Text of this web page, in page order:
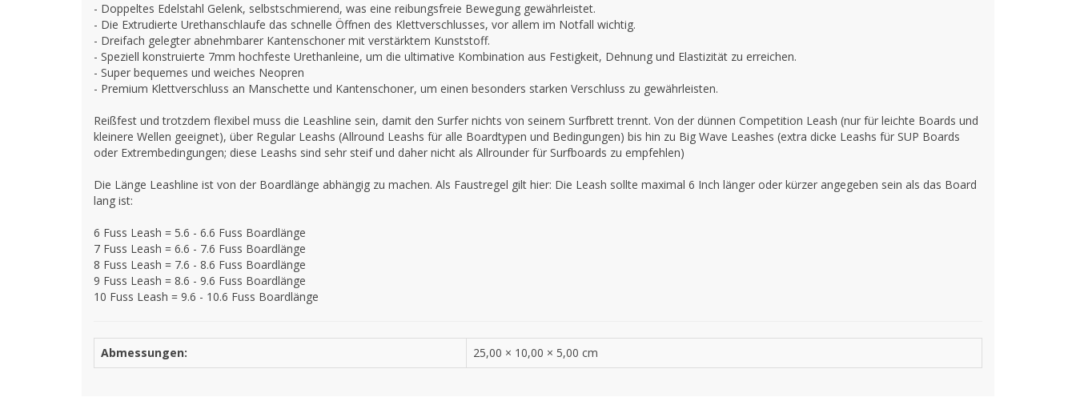
- Doppeltes Edelstahl Gelenk, selbstschmierend, was eine reibungsfreie Bewegung gewährleistet.
- Die Extrudierte Urethanschlaufe das schnelle Öffnen des Klettverschlusses, vor allem im Notfall wichtig.
- Dreifach gelegter abnehmbarer Kantenschoner mit verstärktem Kunststoff.
- Speziell konstruierte 7mm hochfeste Urethanleine, um die ultimative Kombination aus Festigkeit, Dehnung und Elastizität zu erreichen.
- Super bequemes und weiches Neopren
- Premium Klettverschluss an Manschette und Kantenschoner, um einen besonders starken Verschluss zu gewährleisten.
Reißfest und trotzdem flexibel muss die Leashline sein, damit den Surfer nichts von seinem Surfbrett trennt. Von der dünnen Competition Leash (nur für leichte Boards und
kleinere Wellen geeignet), über Regular Leashs (Allround Leashs für alle Boardtypen und Bedingungen) bis hin zu Big Wave Leashes (extra dicke Leashs für SUP Boards
oder Extrembedingungen; diese Leashs sind sehr steif und daher nicht als Allrounder für Surfboards zu empfehlen)
Die Länge Leashline ist von der Boardlänge abhängig zu machen. Als Faustregel gilt hier: Die Leash sollte maximal 6 Inch länger oder kürzer angegeben sein als das Board
lang ist:
6 Fuss Leash = 5.6 - 6.6 Fuss Boardlänge
7 Fuss Leash = 6.6 - 7.6 Fuss Boardlänge
8 Fuss Leash = 7.6 - 8.6 Fuss Boardlänge
9 Fuss Leash = 8.6 - 9.6 Fuss Boardlänge
10 Fuss Leash = 9.6 - 10.6 Fuss Boardlänge
Abmessungen: 25,00 × 10,00 × 5,00 cm